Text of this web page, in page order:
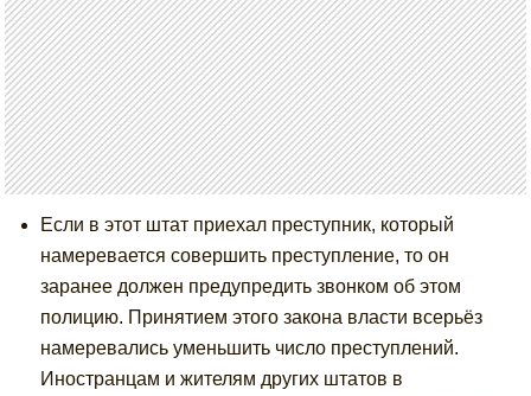
Если в этот штат приехал преступник, который
намеревается совершить преступление, то он
заранее должен предупредить звонком об этом
полицию. Принятием этого закона власти всерьёз
намеревались уменьшить число преступлений.
Иностранцам и жителям других штатов в